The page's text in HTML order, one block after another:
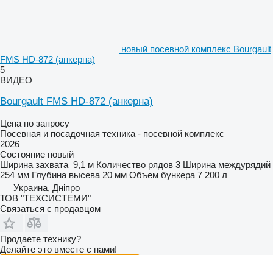
новый посевной комплекс Bourgault
FMS HD-872 (анкерна)
5
ВИДЕО
Bourgault FMS HD-872 (анкерна)
Цена по запросу
Посевная и посадочная техника - посевной комплекс
2026
Состояние новый
Ширина захвата 9,1 м Количество рядов 3 Ширина междурядий
254 мм Глубина высева 20 мм Объем бункера 7 200 л
Украина, Дніпро
ТОВ "ТЕХСИСТЕМИ"
Связаться с продавцом
Продаете технику?
Делайте это вместе с нами!